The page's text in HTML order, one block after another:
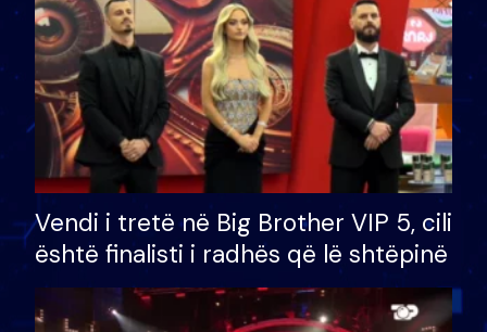
Vendi i tretë në Big Brother VIP 5, cili
është finalisti i radhës që lë shtëpinë